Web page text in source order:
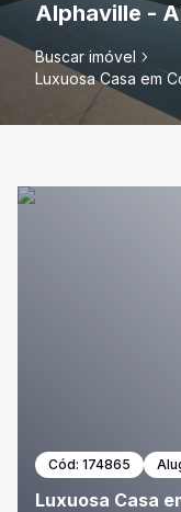
Alphaville -
Buscar imóvel
Luxuosa Casa em
Cód: 174865
Luxuosa Casa